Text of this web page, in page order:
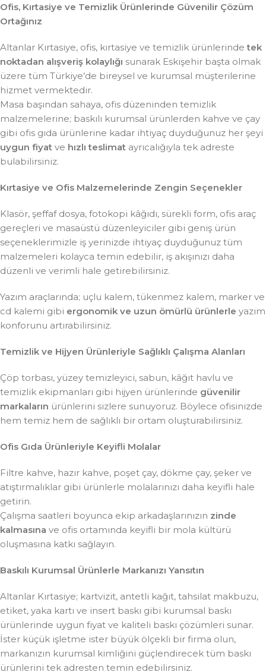
Ofis, Kırtasiye ve Temizlik Ürünlerinde Güvenilir Çözüm
Ortağınız
Altanlar Kırtasiye, ofis, kırtasiye ve temizlik ürünlerindetek
noktadan alışveriş kolaylığı sunarak Eskişehir başta olmak
üzere tüm Türkiye’de bireysel ve kurumsal müşterilerine
hizmet vermektedir.
Masa başından sahaya, ofis düzeninden temizlik
malzemelerine; baskılı kurumsal ürünlerden kahve ve çay
gibi ofis gıda ürünlerine kadar ihtiyaç duyduğunuz her şeyi
uygun fiyat ve hızlı teslimat ayrıcalığıyla tek adreste
bulabilirsiniz.
Kırtasiye ve Ofis Malzemelerinde Zengin Seçenekler
Klasör, şeffaf dosya, fotokopi kâğıdı, sürekli form, ofis araç
gereçleri ve masaüstü düzenleyiciler gibi geniş ürün
seçeneklerimizle iş yerinizde ihtiyaç duyduğunuz tüm
malzemeleri kolayca temin edebilir, iş akışınızı daha
düzenli ve verimli hale getirebilirsiniz.
Yazım araçlarında; uçlu kalem, tükenmez kalem, marker ve
cd kalemi gibi ergonomik ve uzun ömürlü ürünlerle yazım
konforunu artırabilirsiniz.
Temizlik ve Hijyen Ürünleriyle Sağlıklı Çalışma Alanları
Çöp torbası, yüzey temizleyici, sabun, kâğıt havlu ve
temizlik ekipmanları gibi hijyen ürünlerinde güvenilir
markaların ürünlerini sizlere sunuyoruz. Böylece ofisinizde
hem temiz hem de sağlıklı bir ortam oluşturabilirsiniz.
Ofis Gıda Ürünleriyle Keyifli Molalar
Filtre kahve, hazır kahve, poşet çay, dökme çay, şeker ve
atıştırmalıklar gibi ürünlerle molalarınızı daha keyifli hale
getirin.
Çalışma saatleri boyunca ekip arkadaşlarınızın zinde
kalmasına ve ofis ortamında keyifli bir mola kültürü
oluşmasına katkı sağlayın.
Baskılı Kurumsal Ürünlerle Markanızı Yansıtın
Altanlar Kırtasiye; kartvizit, antetli kağıt, tahsilat makbuzu,
etiket, yaka kartı ve insert baskı gibi kurumsal baskı
ürünlerinde uygun fiyat ve kaliteli baskı çözümleri sunar.
İster küçük işletme ister büyük ölçekli bir firma olun,
markanızın kurumsal kimliğini güçlendirecek tüm baskı
ürünlerini tek adresten temin edebilirsiniz.